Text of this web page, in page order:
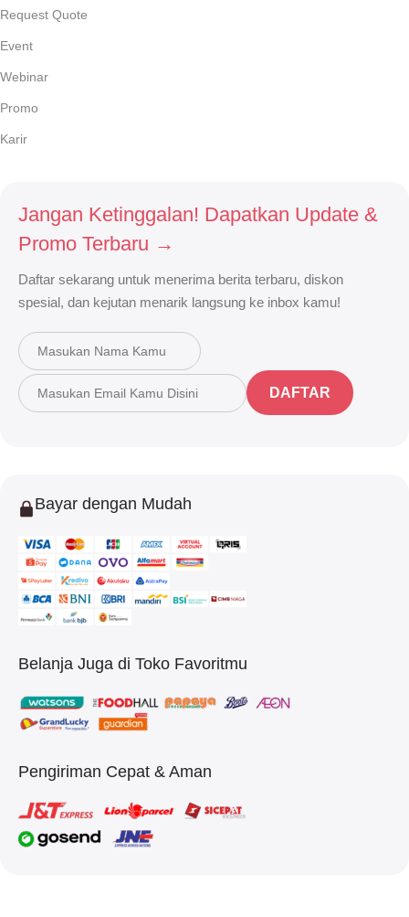
Request Quote
Event
Webinar
Promo
Karir
Jangan Ketinggalan! Dapatkan Update &
Promo Terbaru →
Daftar sekarang untuk menerima berita terbaru, diskon
spesial, dan kejutan menarik langsung ke inbox kamu!
DAFTAR
Bayar dengan Mudah
Belanja Juga di Toko Favoritmu
Pengiriman Cepat & Aman